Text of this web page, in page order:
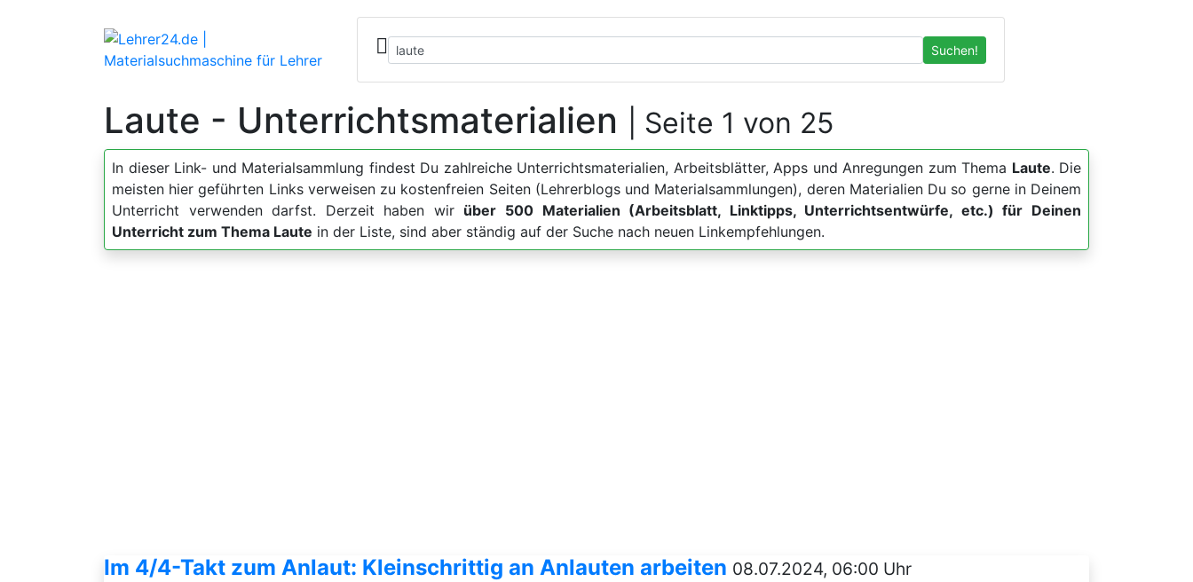
Suchen!
Laute - Unterrichtsmaterialien | Seite 1 von 25
In dieser Link- und Materialsammlung findest Du zahlreiche Unterrichtsmaterialien, Arbeitsblätter, Apps und Anregungen zum Thema Laute. Die
meisten hier geführten Links verweisen zu kostenfreien Seiten (Lehrerblogs und Materialsammlungen), deren Materialien Du so gerne in Deinem
Unterricht verwenden darfst. Derzeit haben wir über 500 Materialien (Arbeitsblatt, Linktipps, Unterrichtsentwürfe, etc.) für Deinen
Unterricht zum Thema Laute in der Liste, sind aber ständig auf der Suche nach neuen Linkempfehlungen.
Im 4/4-Takt zum Anlaut: Kleinschrittig an Anlauten arbeiten 08.07.2024, 06:00 Uhr